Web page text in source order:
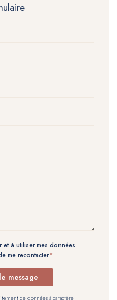
et à utiliser mes données
me recontacter
message
de données à caractère